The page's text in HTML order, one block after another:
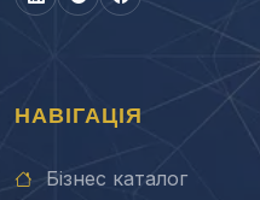
НАВІГАЦІЯ
Бізнес каталог